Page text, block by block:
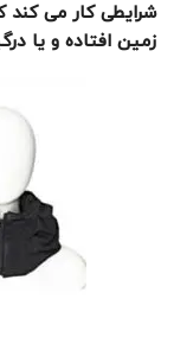
شرایطی کار می کند
زمین افتاده و یا